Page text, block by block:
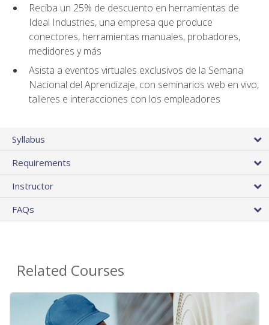
Reciba un 25% de descuento en herramientas de
Ideal Industries, una empresa que produce
conectores, herramientas manuales, probadores,
medidores y más
Asista a eventos virtuales exclusivos de la Semana
Nacional del Aprendizaje, con seminarios web en vivo,
talleres e interacciones con los empleadores
Syllabus
Requirements
Instructor
FAQs
Related Courses